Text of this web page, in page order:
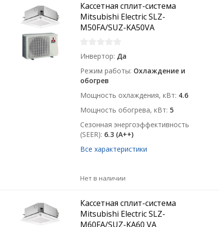
Кассетная сплит-система
Mitsubishi Electric SLZ-
M50FA/SUZ-KA50VA
Инвертор Да
Режим работы Охлаждение и
обогрев
Мощность охлаждения, кВт 4.6
Мощность обогрева, кВт 5
Сезонная энергоэффективность
(SEER) 6.3 (A++)
Все характеристики
Нет в наличии
Кассетная сплит-система
Mitsubishi Electric SLZ-
M60FA/SUZ-KA60 VA